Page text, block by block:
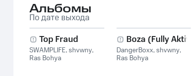
Альбомы
По дате выхода
Top Fraud
SWAMPLIFE,shvwny,
Ras Bohya
Boza (Fully Aktive)
DangerBoxx,shvwny,
Ras Bohya